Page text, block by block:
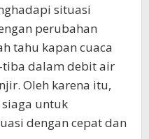
situasi
perubahan
tahu kapan cuaca
dalam debit air
Oleh karena itu,
untuk
dengan cepat dan